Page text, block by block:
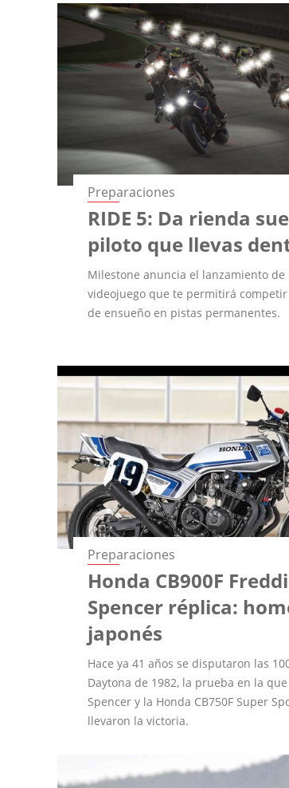
Preparaciones
RIDE 5: Da rienda
piloto que llevas
Milestone anuncia el lanzamiento de
videojuego que te permitirá competir
de ensueño en pistas permanentes.
Preparaciones
Honda CB900F
Spencer réplica:
japonés
Hace ya 41 años se disputaron las
Daytona de 1982, la prueba en la
Spencer y la Honda CB750F Super
llevaron la victoria.